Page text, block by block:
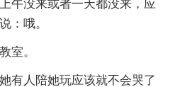
午没来或者一天都没来，应
：哦。
室。
有人陪她玩应该就不会哭了